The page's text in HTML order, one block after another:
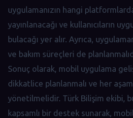
uygulamanızın hangi
yayınlanacağı ve kullanıcıların
bulacağı yer alır. Ayrıca,
ve bakım süreçleri de
Sonuç olarak, mobil uygulama
dikkatlice planlanmalı ve her
yönetilmelidir. Türk Bilişim ekibi,
kapsamlı bir destek sunarak,